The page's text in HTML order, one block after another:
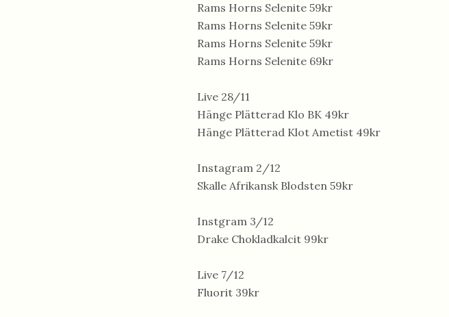
Rams Horns Selenite 59kr
Rams Horns Selenite 59kr
Rams Horns Selenite 59kr
Rams Horns Selenite 69kr
Live 28/11
Hänge Plätterad Klo BK 49kr
Hänge Plätterad Klot Ametist 49kr
Instagram 2/12
Skalle Afrikansk Blodsten 59kr
Instgram 3/12
Drake Chokladkalcit 99kr
Live 7/12
Fluorit 39kr